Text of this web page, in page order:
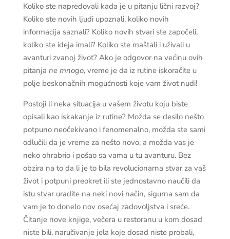
Koliko ste napredovali kada je u pitanju lični razvoj?
Koliko ste novih ljudi upoznali, koliko novih
informacija saznali? Koliko novih stvari ste započeli,
koliko ste ideja imali? Koliko ste maštali i uživali u
avanturi zvanoj život? Ako je odgovor na većinu ovih
pitanja ne mnogo, vreme je da iz rutine iskoračite u
polje beskonačnih mogućnosti koje vam život nudi!
Postoji li neka situacija u vašem životu koju biste
opisali kao iskakanje iz rutine? Možda se desilo nešto
potpuno neočekivano i fenomenalno, možda ste sami
odlučili da je vreme za nešto novo, a možda vas je
neko ohrabrio i pošao sa vama u tu avanturu. Bez
obzira na to da li je to bila revolucionarna stvar za vaš
život i potpuni preokret ili ste jednostavno naučili da
istu stvar uradite na neki novi način, sigurna sam da
vam je to donelo nov osećaj zadovoljstva i sreće.
Čitanje nove knjige, večera u restoranu u kom dosad
niste bili, naručivanje jela koje dosad niste probali,